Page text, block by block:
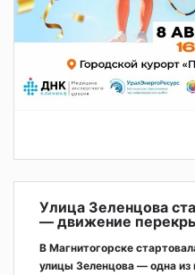
Улица Зеленцова
— движение
В Магнитогорске
улицы Зеленцова — одна